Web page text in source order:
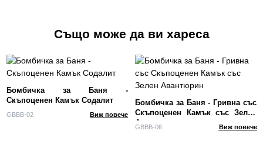
Също може да ви хареса
Бомбичка за Баня -
Скъпоценен Камък Содалит
GBBB-02 Виж повече
Бомбичка за Баня - Гривна със
Скъпоценен Камък със Зелен
Авантюрин
GBBB-06 Виж повече